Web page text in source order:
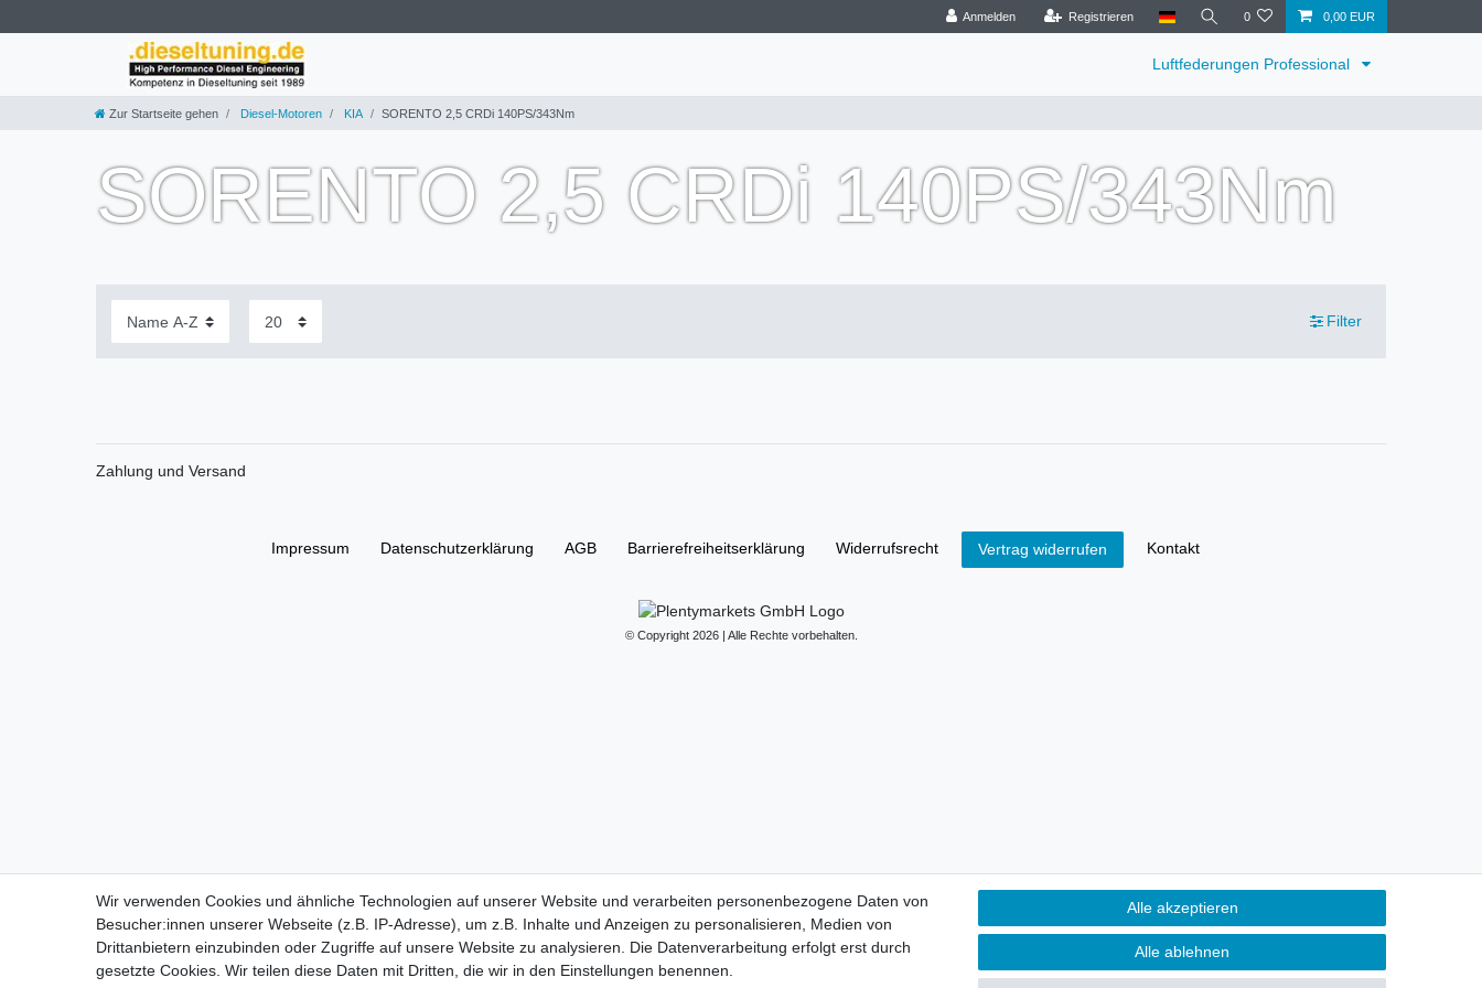
Anmelden Registrieren 0 0,00 EUR
Luftfederungen Professional
Zur Startseite gehen Diesel-Motoren KIA SORENTO 2,5 CRDi 140PS/343Nm
SORENTO 2,5 CRDi 140PS/343Nm
Filter
Zahlung und Versand
Impressum Daten­schutz­erklärung AGB Barrierefreiheitserklärung Widerrufs­recht Vertrag widerrufen Kontakt
© Copyright 2026 | Alle Rechte vorbehalten.
Wir verwenden Cookies und ähnliche Technologien auf unserer Website und verarbeiten personenbezogene Daten von
Besucher:innen unserer Webseite (z.B. IP-Adresse), um z.B. Inhalte und Anzeigen zu personalisieren, Medien von
Drittanbietern einzubinden oder Zugriffe auf unsere Website zu analysieren. Die Datenverarbeitung erfolgt erst durch
gesetzte Cookies. Wir teilen diese Daten mit Dritten, die wir in den Einstellungen benennen.
Alle akzeptieren
Alle ablehnen